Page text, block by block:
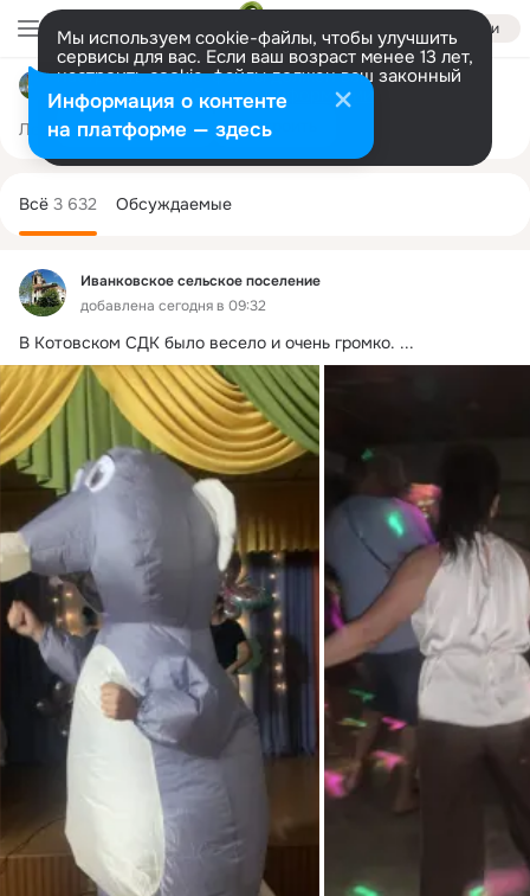
Войти
Мы используем cookie-файлы, чтобы улучшить
сервисы для вас. Если ваш возраст менее 13 лет,
настроить cookie-файлы должен ваш законный
представитель. Больше информации
Разрешить все Настроить
Лента Участники 897 Темы 3.6K
Иванковское сельское поселение
добавлена сегодня в 09:32
В Котовском СДК было весело и очень громко. ...
колонка
Всё 3 632 Обсуждаемые
Информация о контенте
на платформе — здесь